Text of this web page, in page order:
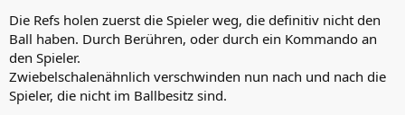
Die Refs holen zuerst die Spieler weg, die definitiv nicht den
Ball haben. Durch Berühren, oder durch ein Kommando an
den Spieler.
Zwiebelschalenähnlich verschwinden nun nach und nach die
Spieler, die nicht im Ballbesitz sind.